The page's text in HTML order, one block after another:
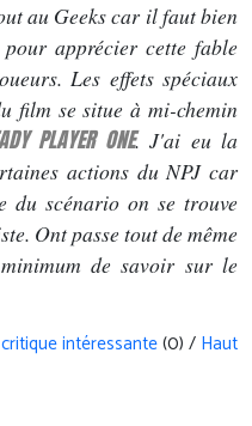
au Geeks car il faut bien
apprécier cette fable
Les effets spéciaux
film se situe à mi-chemin
PLAYER ONE. J'ai eu la
actions du NPJ car
du scénario on se trouve
Ont passe tout de même
de savoir sur le
intéressante(0) / Haut